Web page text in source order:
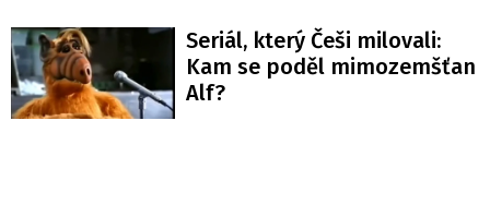
vůbec neměl být ukončen. Proč k tomu došlo ale nikdo
neví.
Seriál, který Češi milovali:
Kam se poděl mimozemšťan
Alf?